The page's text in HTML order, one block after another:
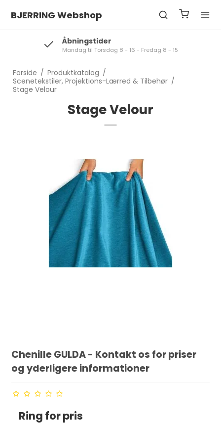
BJERRING Webshop
Åbningstider
Mandag til Torsdag 8 - 16 - Fredag 8 - 15
Forside / Produktkatalog /
Scenetekstiler, Projektions-Lærred & Tilbehør /
Stage Velour
Stage Velour
Chenille GULDA - Kontakt os for priser
og yderligere informationer
Ring for pris